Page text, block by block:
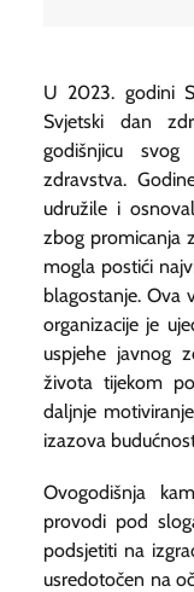
U 2023. godini
Svjetski dan
godišnjicu
zdravstva.
udružile i
zbog promicanja
mogla postići
blagostanje. Ova
organizacije je
uspjehe javnog
života tijekom
daljnje
izazova
Ovogodišnja
provodi pod
podsjetiti na
usredotočen na